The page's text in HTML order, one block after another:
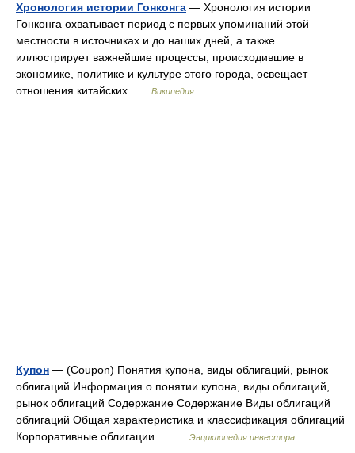
Хронология истории Гонконга — Хронология истории
Гонконга охватывает период с первых упоминаний этой
местности в источниках и до наших дней, а также
иллюстрирует важнейшие процессы, происходившие в
экономике, политике и культуре этого города, освещает
отношения китайских …
Википедия
Купон — (Coupon) Понятия купона, виды облигаций, рынок
облигаций Информация о понятии купона, виды облигаций,
рынок облигаций Содержание Содержание Виды облигаций
облигаций Общая характеристика и классификация облигаций
Корпоративные облигации… …
Энциклопедия инвестора